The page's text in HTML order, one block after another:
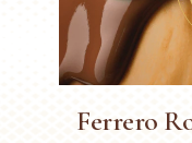
Ferrero